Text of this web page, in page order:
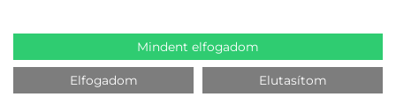
Mindent elfogadom
Elfogadom Elutasítom